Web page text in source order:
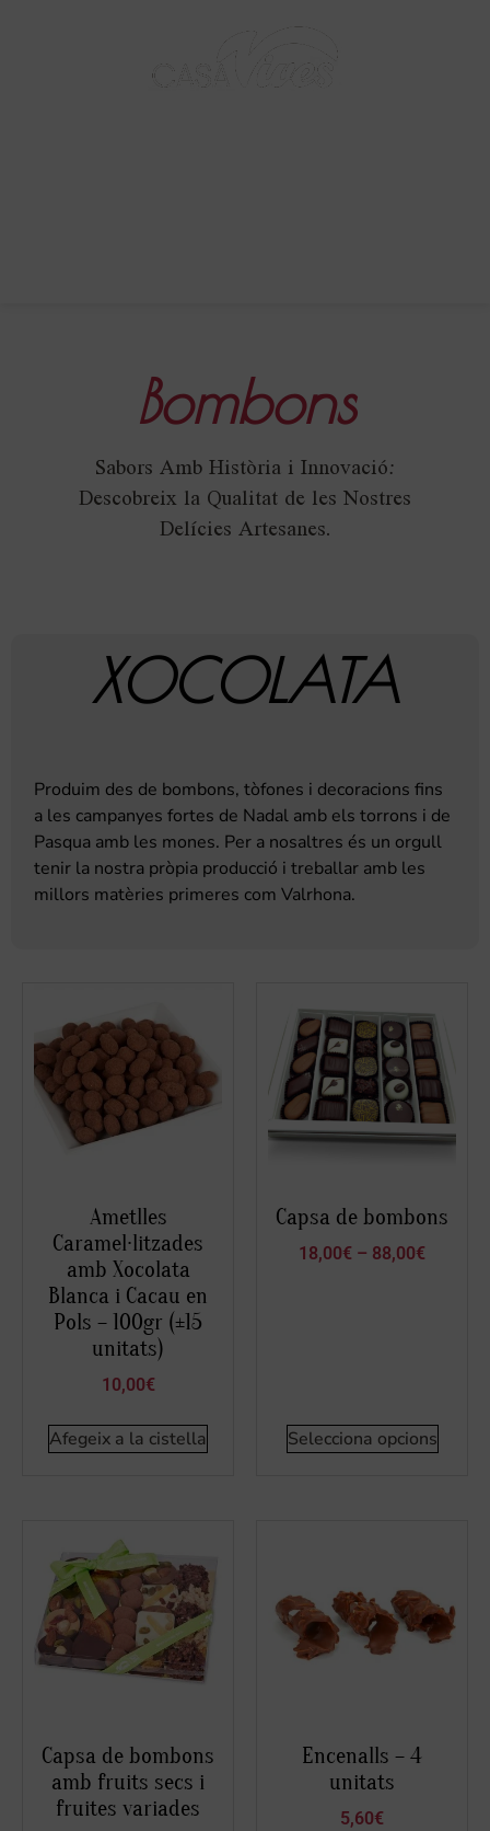
BARCELONA - 1895
Bombons
Sabors Amb Història i Innovació:
Descobreix la Qualitat de les Nostres
Delícies Artesanes.
XOCOLATA
Produim des de bombons, tòfones i decoracions fins
a les campanyes fortes de Nadal amb els torrons i de
Pasqua amb les mones. Per a nosaltres és un orgull
tenir la nostra pròpia producció i treballar amb les
millors matèries primeres com Valrhona.
Ametlles
Caramel·litzades
amb Xocolata
Blanca i Cacau en
Pols – 100gr (±15
unitats)
10,00€
Afegeix a la cistella
Capsa de bombons
18,00€ – 88,00€
Selecciona opcions
Capsa de bombons
amb fruits secs i
fruites variades
Encenalls – 4
unitats
5,60€